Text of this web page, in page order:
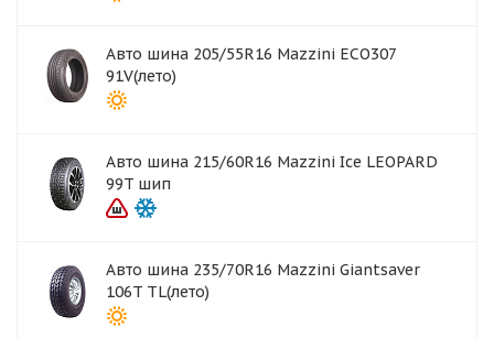
Авто шина 205/55R16 Mazzini ECO307
91V(лето)
Авто шина 215/60R16 Mazzini Ice LEOPARD
99T шип
Авто шина 235/70R16 Mazzini Giantsaver
106T TL(лето)